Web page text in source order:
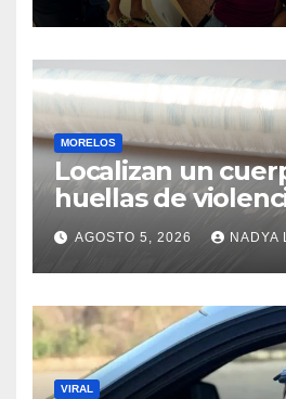
MORELOS
Localizan un
huellas de
Yautepec; es un
desconoce su
AGOSTO 5, 2026 NADYA
VIRAL